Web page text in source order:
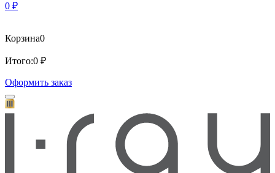
0 ₽
Корзина0
Итого:0 ₽
Оформить заказ